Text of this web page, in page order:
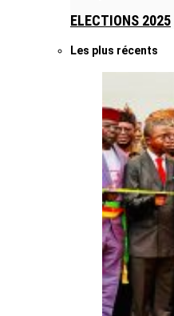
ELECTIONS 2025
Les plus récents